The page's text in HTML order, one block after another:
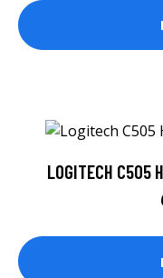
LOGITECH C505